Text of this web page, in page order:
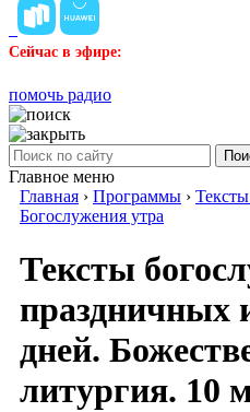
Сейчас в эфире:
помочь радио
Главное меню
Главная › Программы ›
Богослужения утра
Тексты
праздничных
дней.
литургия. 10